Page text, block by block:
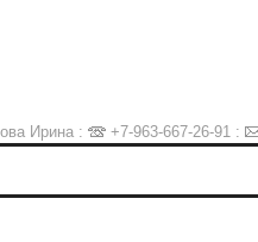
Ирина : +7-963-667-26-91 :